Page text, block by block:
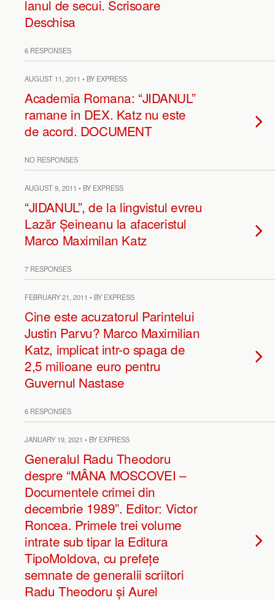
lanul de secui. Scrisoare
Deschisa
6 RESPONSES
AUGUST 11, 2011 • BY EXPRESS
Academia Romana: “JIDANUL”
ramane in DEX. Katz nu este
de acord. DOCUMENT
NO RESPONSES
AUGUST 9, 2011 • BY EXPRESS
“JIDANUL”, de la lingvistul evreu
Lazăr Șeineanu la afaceristul
Marco Maximilan Katz
7 RESPONSES
FEBRUARY 21, 2011 • BY EXPRESS
Cine este acuzatorul Parintelui
Justin Parvu? Marco Maximilian
Katz, implicat intr-o spaga de
2,5 milioane euro pentru
Guvernul Nastase
6 RESPONSES
JANUARY 19, 2021 • BY EXPRESS
Generalul Radu Theodoru
despre “MÂNA MOSCOVEI –
Documentele crimei din
decembrie 1989”. Editor: Victor
Roncea. Primele trei volume
intrate sub tipar la Editura
TipoMoldova, cu prefețe
semnate de generalii scriitori
Radu Theodoru și Aurel